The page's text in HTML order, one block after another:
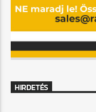
HIRDETÉS